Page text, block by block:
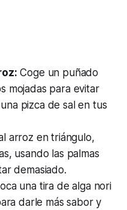
Coge un puñado
mojadas para evitar
pizca de sal en tus
arroz en triángulo,
usando las palmas
demasiado.
una tira de alga nori
darle más sabor y